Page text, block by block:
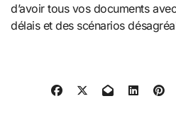
d’avoir tous vos documents
délais et des scénarios